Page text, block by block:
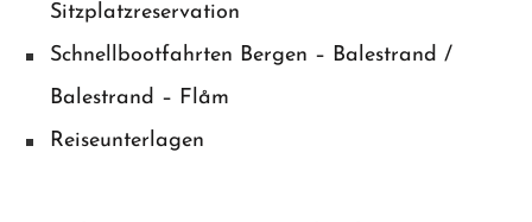
Sitzplatzreservation
Schnellbootfahrten Bergen – Balestrand /
Balestrand – Flåm
Reiseunterlagen